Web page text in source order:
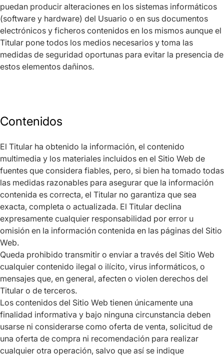
puedan producir alteraciones en los sistemas informáticos
(software y hardware) del Usuario o en sus documentos
electrónicos y ficheros contenidos en los mismos aunque el
Titular pone todos los medios necesarios y toma las
medidas de seguridad oportunas para evitar la presencia de
estos elementos dañinos.
Contenidos
El Titular ha obtenido la información, el contenido
multimedia y los materiales incluidos en el Sitio Web de
fuentes que considera fiables, pero, si bien ha tomado todas
las medidas razonables para asegurar que la información
contenida es correcta, el Titular no garantiza que sea
exacta, completa o actualizada. El Titular declina
expresamente cualquier responsabilidad por error u
omisión en la información contenida en las páginas del Sitio
Web.
Queda prohibido transmitir o enviar a través del Sitio Web
cualquier contenido ilegal o ilícito, virus informáticos, o
mensajes que, en general, afecten o violen derechos del
Titular o de terceros.
Los contenidos del Sitio Web tienen únicamente una
finalidad informativa y bajo ninguna circunstancia deben
usarse ni considerarse como oferta de venta, solicitud de
una oferta de compra ni recomendación para realizar
cualquier otra operación, salvo que así se indique